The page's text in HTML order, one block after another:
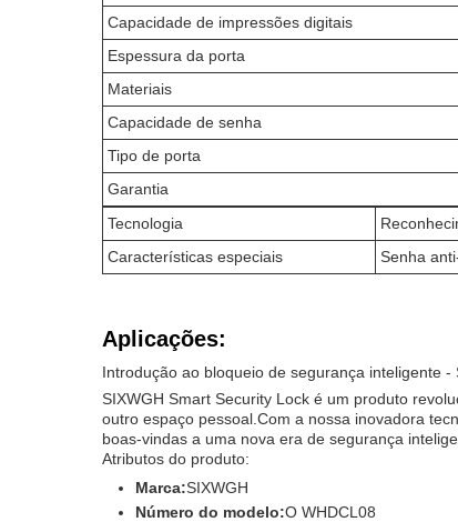
Capacidade de impressões digitais
Espessura da porta
Materiais
Capacidade de senha
Tipo de porta
Garantia
Tecnologia
Características especiais
Senha
Aplicações:
Introdução ao bloqueio de segurança inteligente -
SIXWGH Smart Security Lock é um produto
outro espaço pessoal.Com a nossa inovadora
boas-vindas a uma nova era de segurança
Atributos do produto:
Marca:SIXWGH
Número do modelo:O WHDCL08